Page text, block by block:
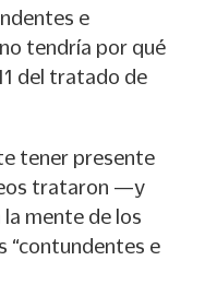
e
tendría por qué
del tratado de
tener presente
trataron —y
mente de los
“contundentes e